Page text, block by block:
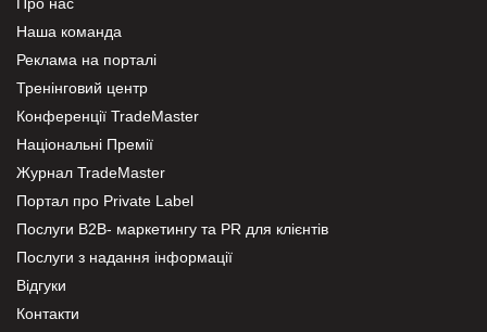
Наша команда
Реклама на порталі
Тренінговий центр
Конференції TradeMaster
Національні Премії
Журнал TradeMaster
Портал про Private Label
Послуги В2В- маркетингу та PR для клієнтів
Послуги з надання інформації
Відгуки
Контакти